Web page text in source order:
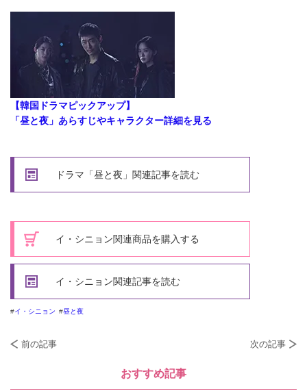
【韓国ドラマピックアップ】
「昼と夜」あらすじやキャラクター詳細を見る
ドラマ「昼と夜」関連記事を読む
イ・シニョン関連商品を購入する
イ・シニョン関連記事を読む
イ・シニョン 昼と夜
前の記事 次の記事
おすすめ記事